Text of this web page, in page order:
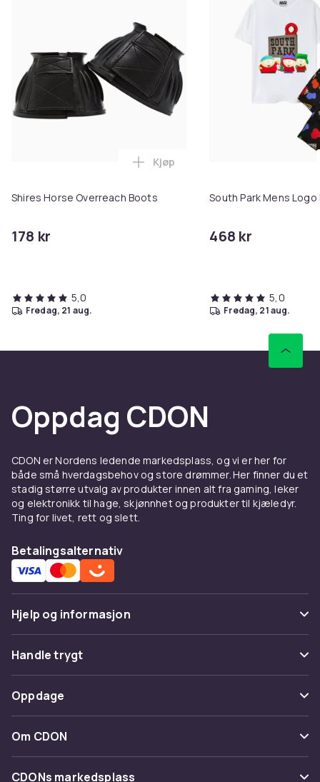
Shires Horse Overreach Boots
178 kr
Legg Shires Horse Overreach
Kjøp
5,0
fredag, 21 aug.
South Park Mens Logo
468 kr
5,0
fredag, 21 aug.
Oppdag CDON
CDON er Nordens ledende markedsplass, og vi er her for
både små hverdagsbehov og store drømmer. Her finner du et
stadig større utvalg av produkter innen alt fra gaming, leker
og elektronikk til hage, skjønnhet og produkter til kjæledyr.
Ting for livet, rett og slett.
Betalingsalternativ
Hjelp og informasjon
Vanlige spørsmål
Spor pakke
Angre & returner her
Kontakt oss
Handle trygt
Betaling
Levering
Tilbakekallinger
Oppdage
Kategorier
Varemerker
Om CDON
Om oss
CDONs markedsplass